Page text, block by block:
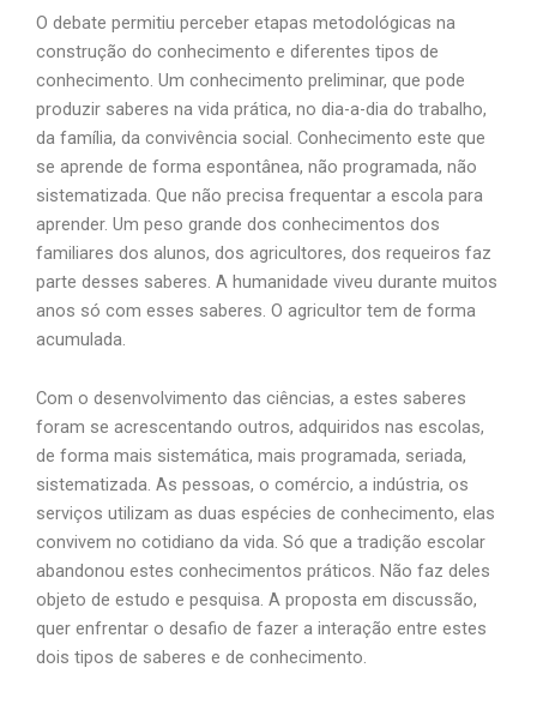
O debate permitiu perceber etapas metodológicas na
construção do conhecimento e diferentes tipos de
conhecimento. Um conhecimento preliminar, que pode
produzir saberes na vida prática, no dia-a-dia do trabalho,
da família, da convivência social. Conhecimento este que
se aprende de forma espontânea, não programada, não
sistematizada. Que não precisa frequentar a escola para
aprender. Um peso grande dos conhecimentos dos
familiares dos alunos, dos agricultores, dos requeiros faz
parte desses saberes. A humanidade viveu durante muitos
anos só com esses saberes. O agricultor tem de forma
acumulada.
Com o desenvolvimento das ciências, a estes saberes
foram se acrescentando outros, adquiridos nas escolas,
de forma mais sistemática, mais programada, seriada,
sistematizada. As pessoas, o comércio, a indústria, os
serviços utilizam as duas espécies de conhecimento, elas
convivem no cotidiano da vida. Só que a tradição escolar
abandonou estes conhecimentos práticos. Não faz deles
objeto de estudo e pesquisa. A proposta em discussão,
quer enfrentar o desafio de fazer a interação entre estes
dois tipos de saberes e de conhecimento.